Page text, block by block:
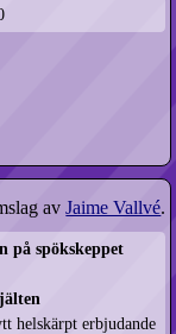
avJaime Vallvé.
på spökskeppet
helskärpt erbjudande